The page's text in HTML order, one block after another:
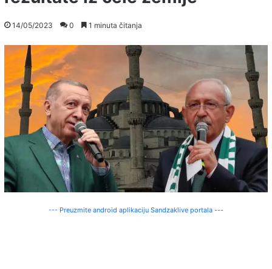
14/05/2023 0 1 minuta čitanja
--- Preuzmite android aplikaciju Sandzaklive portala ---